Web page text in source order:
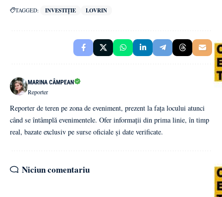
TAGGED: INVESTIȚIE LOVRIN
MARINA CÂMPEAN
Reporter
Reporter de teren pe zona de eveniment, prezent la fața locului atunci
când se întâmplă evenimentele. Ofer informații din prima linie, în timp
real, bazate exclusiv pe surse oficiale și date verificate.
Niciun comentariu